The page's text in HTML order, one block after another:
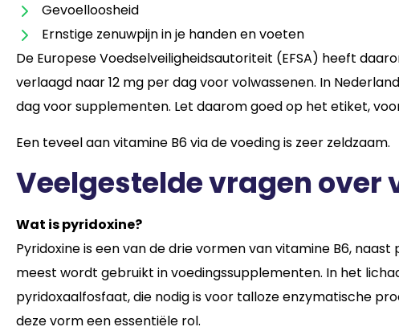
Gevoelloosheid
Ernstige zenuwpijn in je handen en voeten
De Europese Voedselveiligheidsautoriteit (EFSA) heeft
verlaagd naar 12 mg per dag voor volwassenen. In
dag voor supplementen. Let daarom goed op het etiket,
Een teveel aan vitamine B6 via de voeding is zeer zeldzaam.
Veelgestelde vragen over
Wat is pyridoxine?
Pyridoxine is een van de drie vormen van vitamine B6,
meest wordt gebruikt in voedingssupplementen. In het
pyridoxaalfosfaat, die nodig is voor talloze enzymatische
deze vorm een essentiële rol.